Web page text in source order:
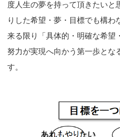
度人生の夢を持って頂きたいと
りした希望・夢・目標でも構わ
来る限り「具体的・明確な希望
努力が実現へ向かう第一歩とな
す。